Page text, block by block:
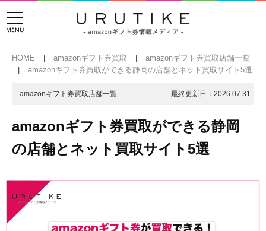
HOME amazonギフト券買取
amazonギフト券買取店舗一覧
amazonギフト券買取ができる静岡の店舗とネット買取サイト5選
- amazonギフト券買取店舗一覧 最終更新日： 2026.07.31
amazonギフト券買取ができる静岡
の店舗とネット買取サイト5選